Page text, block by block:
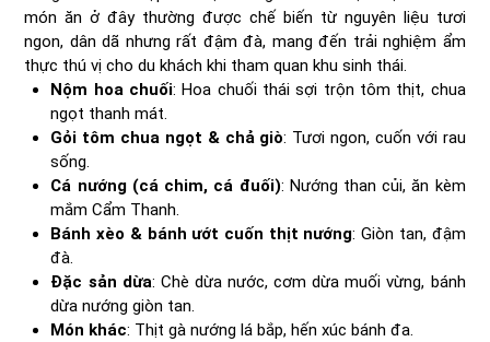
món ăn ở đây thường được chế biến từ nguyên liệu tươi
ngon, dân dã nhưng rất đậm đà, mang đến trải nghiệm ẩm
thực thú vị cho du khách khi tham quan khu sinh thái.
Nộm hoa chuối: Hoa chuối thái sợi trộn tôm thịt, chua
ngọt thanh mát.
Gỏi tôm chua ngọt & chả giò: Tươi ngon, cuốn với rau
sống.
Cá nướng (cá chim, cá đuối): Nướng than củi, ăn kèm
mắm Cẩm Thanh.
Bánh xèo & bánh ướt cuốn thịt nướng: Giòn tan, đậm
đà.
Đặc sản dừa: Chè dừa nước, cơm dừa muối vừng, bánh
dừa nướng giòn tan.
Món khác: Thịt gà nướng lá bắp, hến xúc bánh đa.